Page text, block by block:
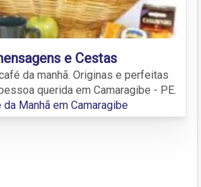
e Cestas
da manhã. Originas e perfeitas
querida em Camaragibe - PE.
Manhã em Camaragibe